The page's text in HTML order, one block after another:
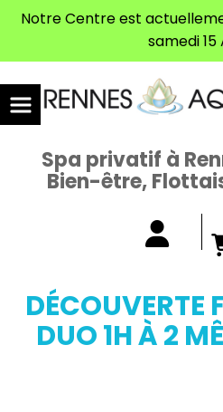
Notre Centre est
samedi 15
Spa privatif à
Bien-être,
DÉCOUVERTE
DUO 1H À 2